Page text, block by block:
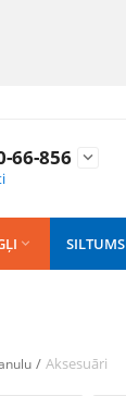
66-856


/ Aksesuāri